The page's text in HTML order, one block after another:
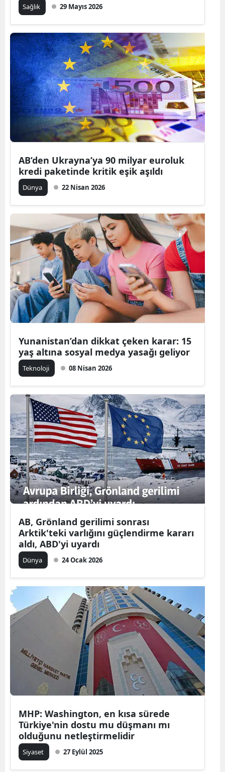
Sağlık 29 Mayıs 2026
AB’den Ukrayna’ya 90 milyar euroluk
kredi paketinde kritik eşik aşıldı
Dünya 22 Nisan 2026
Yunanistan’dan dikkat çeken karar: 15
yaş altına sosyal medya yasağı geliyor
Teknoloji 08 Nisan 2026
AB, Grönland gerilimi sonrası
Arktik'teki varlığını güçlendirme kararı
aldı, ABD'yi uyardı
Dünya 24 Ocak 2026
MHP: Washington, en kısa sürede
Türkiye'nin dostu mu düşmanı mı
olduğunu netleştirmelidir
Siyaset 27 Eylül 2025